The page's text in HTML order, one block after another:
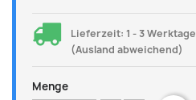
Lieferzeit: 1 - 3 Werktage
(Ausland abweichend)
Menge